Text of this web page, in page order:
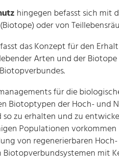
hingegen befasst sich mit
oder von
das Konzept für den
Arten und der
für die
Biotoptypen der Hoch- und
so zu erhalten und zu
Populationen vorkommen
von regenerierbaren
Biotopverbundsystemen mit